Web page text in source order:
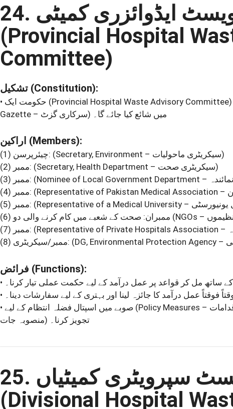
ویسٹ ایڈوائزری کمیٹی
(Provincial Hospital
Committee)
(Constitution):
(Provincial Hospital Waste Advisory Committee)
Gazette – سرکاری گزٹ)
میں شائع کیا جائے گا۔
(Members):
(1) چیئرپرسن:
(Secretary, Environment – سیکریٹری ماحولیات)
(2)
ممبر:
(Secretary, Health Department – سیکریٹری صحت)
(3)
ممبر:
(4)
ممبر:
(5)
ممبر:
(6)
(7)
ممبر:
(8)
ممبر/سیکریٹری:
(Functions):
کے ساتھ مل کر قواعد پر عمل درآمد کے لیے حکمت عملی تیار کرنا۔
وقتاً فوقتاً عمل درآمد کا جائزہ لینا اور بہتری کے لیے سفارشات دینا۔
منصوبہ جات)
تجویز کرنا۔
سپرویٹری کمیٹیاں
(Divisional Hospital